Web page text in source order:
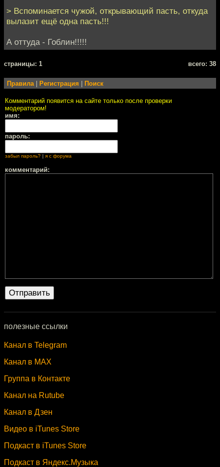
> Вспоминается чужой, открывающий пасть, откуда
вылазит ещё одна пасть!!!
А оттуда - Гоблин!!!!!
cтраницы: 1 всего: 38
Правила| Регистрация Поиск
Комментарий появится на сайте только после проверки
модератором!
имя:
пароль:
забыл пароль? | я с форума
комментарий:
полезные ссылки
Канал в Telegram
Канал в MAX
Группа в Контакте
Канал на Rutube
Канал в Дзен
Видео в iTunes Store
Подкаст в iTunes Store
Подкаст в Яндекс.Музыка